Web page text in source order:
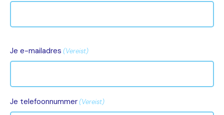
Je e-mailadres (Vereist)
Je telefoonnummer(Vereist)